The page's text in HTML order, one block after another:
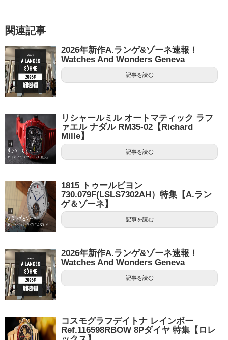
関連記事
2026年新作A.ランゲ&ゾーネ速報！
Watches And Wonders Geneva
記事を読む
リシャールミル オートマティック ラフ
ァエル ナダル RM35-02【Richard
Mille】
記事を読む
1815 トゥールビヨン
730.079F(LSLS7302AH）特集【A.ラン
ゲ＆ゾーネ】
記事を読む
2026年新作A.ランゲ&ゾーネ速報！
Watches And Wonders Geneva
記事を読む
コスモグラフデイトナ レインボー
Ref.116598RBOW 8Pダイヤ 特集【ロレ